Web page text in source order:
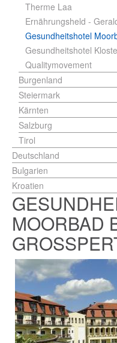
Therme Laa
Ernährungsheld -
Gesundheitshotel
Gesundheitshotel
Qualitymovement
Burgenland
Steiermark
Kärnten
Salzburg
Tirol
Deutschland
Bulgarien
Kroatien
MOORBAD